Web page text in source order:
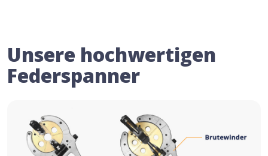
Unsere hochwertigen
Federspanner